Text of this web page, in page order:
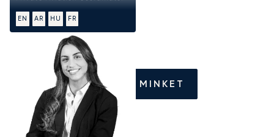
EN AR HU FR
HÍVJON MINKET